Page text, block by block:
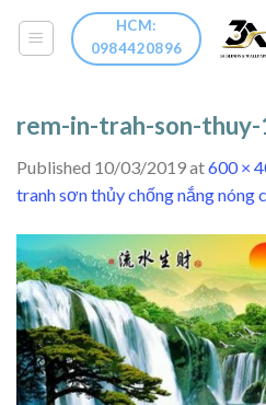
HCM:
0984420896
rem-in-trah-son-thuy-
Published 10/03/2019at600 ×
tranh sơn thủy chống nắng nóng